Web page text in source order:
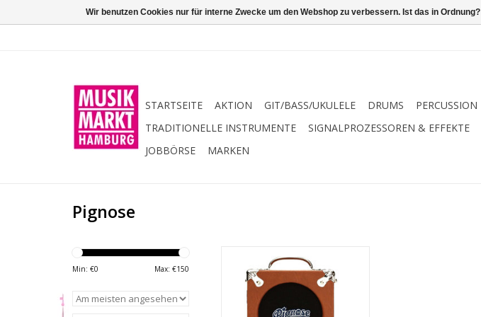
STARTSEITE AKTION GIT/BASS/UKULELE DRUMS PERCUSSION
TRADITIONELLE INSTRUMENTE
SIGNALPROZESSOREN & EFFEKTE
JOBBÖRSE
MARKEN
Pignose
Min: €0 Max: €150
Gitarrenverstärker mit
Batteriebetrieb
-Analoge Solid State Schaltung
-Leistung:5 Watt
Wir benutzen Cookies nur für interne Zwecke um den Webshop zu verbessern. Ist das in Ordnung?